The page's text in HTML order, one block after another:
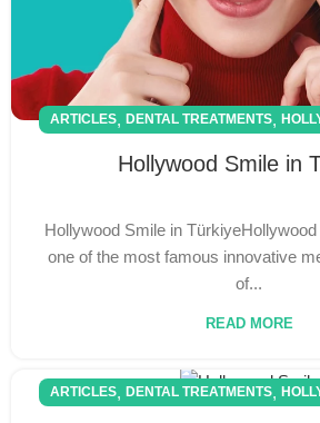
ARTICLES, DENTAL TREATMENTS,
Hollywood Smile in
Hollywood Smile in
one of the most famous innovative
of...
READ MORE
ARTICLES, DENTAL TREATMENTS,